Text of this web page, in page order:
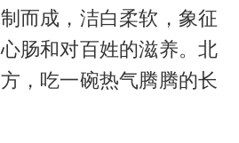
而成，洁白柔软，象征
肠和对百姓的滋养。北
，吃一碗热气腾腾的长